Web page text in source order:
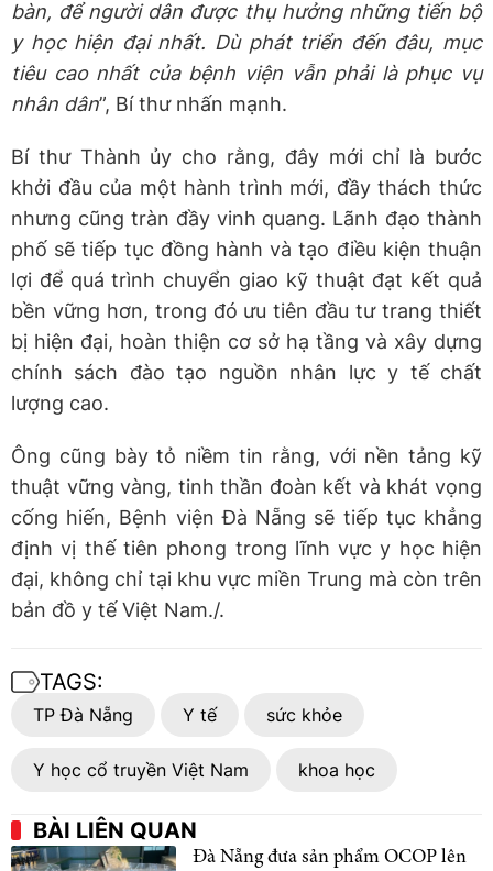
bàn, để người dân được thụ hưởng những tiến bộ
y học hiện đại nhất. Dù phát triển đến đâu, mục
tiêu cao nhất của bệnh viện vẫn phải là phục vụ
nhân dân”, Bí thư nhấn mạnh.
Bí thư Thành ủy cho rằng, đây mới chỉ là bước
khởi đầu của một hành trình mới, đầy thách thức
nhưng cũng tràn đầy vinh quang. Lãnh đạo thành
phố sẽ tiếp tục đồng hành và tạo điều kiện thuận
lợi để quá trình chuyển giao kỹ thuật đạt kết quả
bền vững hơn, trong đó ưu tiên đầu tư trang thiết
bị hiện đại, hoàn thiện cơ sở hạ tầng và xây dựng
chính sách đào tạo nguồn nhân lực y tế chất
lượng cao.
Ông cũng bày tỏ niềm tin rằng, với nền tảng kỹ
thuật vững vàng, tinh thần đoàn kết và khát vọng
cống hiến, Bệnh viện Đà Nẵng sẽ tiếp tục khẳng
định vị thế tiên phong trong lĩnh vực y học hiện
đại, không chỉ tại khu vực miền Trung mà còn trên
bản đồ y tế Việt Nam./.
TAGS:
TP Đà Nẵng Y tế sức khỏe
Y học cổ truyền Việt Nam khoa học
BÀI LIÊN QUAN
Đà Nẵng đưa sản phẩm OCOP lên